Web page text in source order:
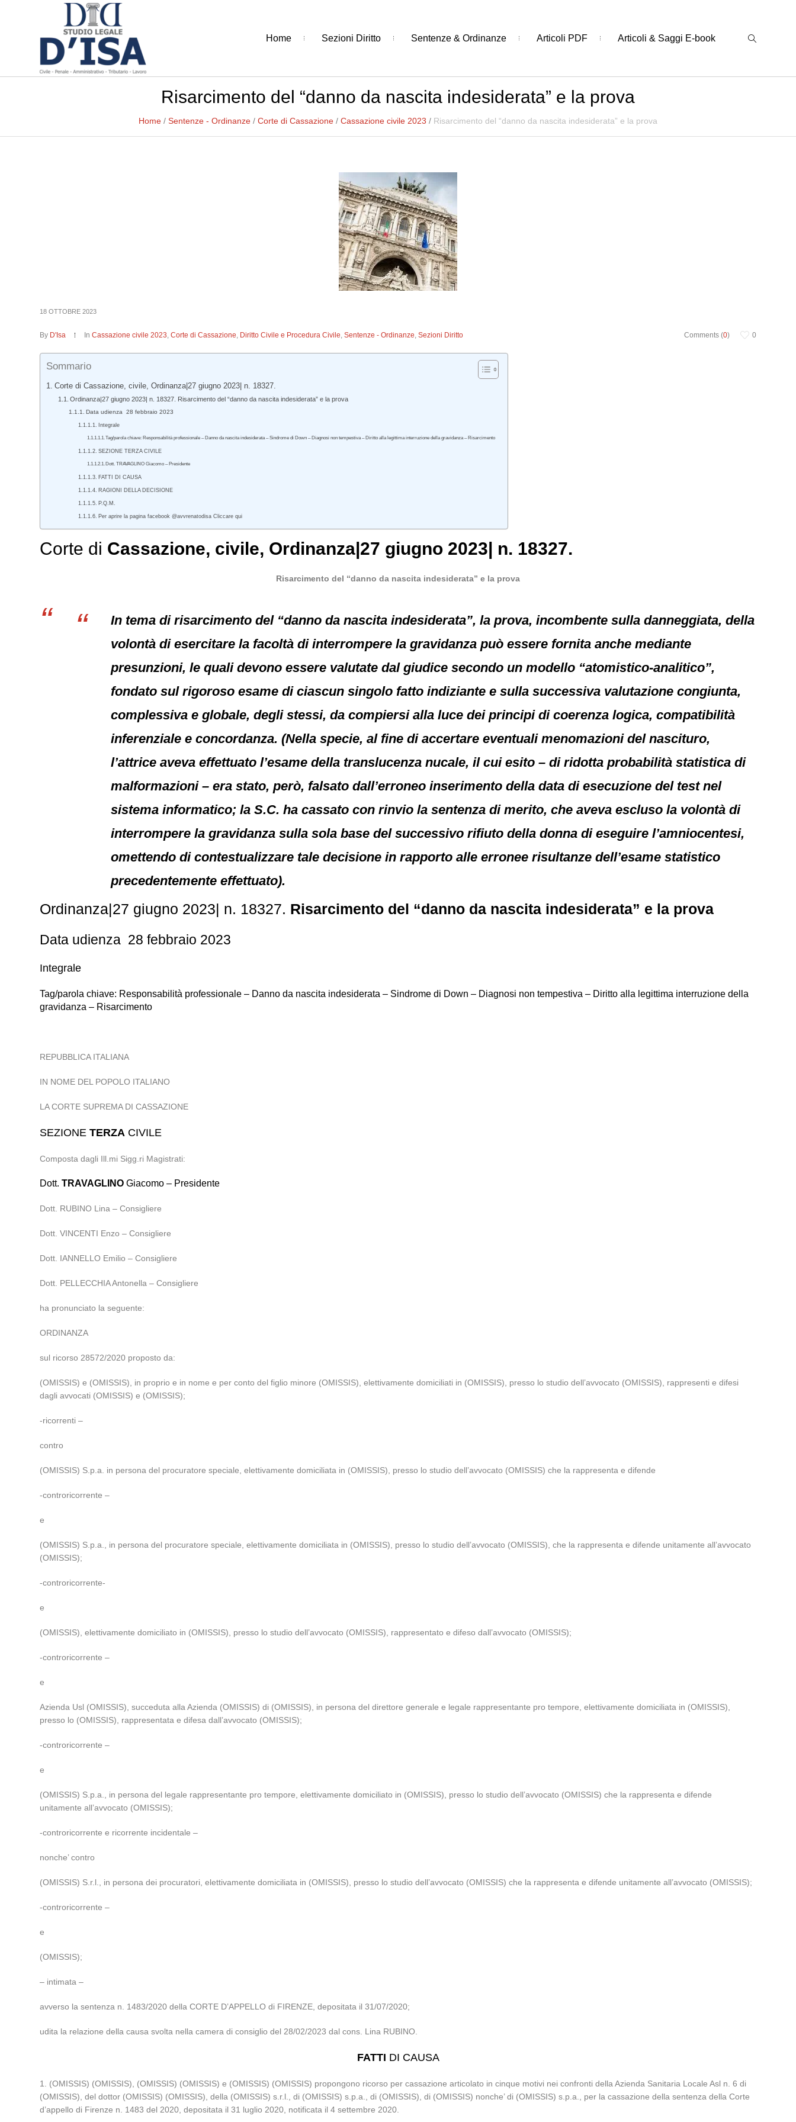
Home Sezioni Diritto Sentenze & Ordinanze Articoli PDF Articoli & Saggi E-book
Risarcimento del “danno da nascita indesiderata” e la prova
Home / Sentenze - Ordinanze / Corte di Cassazione / Cassazione civile 2023 / Risarcimento del “danno da nascita indesiderata” e la prova
18 OTTOBRE 2023
Comments (0) 0
By D'Isa InCassazione civile 2023,Corte di Cassazione, Diritto Civile e Procedura Civile,Sentenze - Ordinanze,Sezioni Diritto
Sommario
Corte di Cassazione, civile, Ordinanza|27 giugno 2023| n. 18327.
Ordinanza|27 giugno 2023| n. 18327. Risarcimento del “danno da nascita indesiderata” e la prova
Data udienza 28 febbraio 2023
Integrale
Tag/parola chiave: Responsabilità professionale – Danno da nascita indesiderata – Sindrome di Down – Diagnosi non tempestiva – Diritto alla legittima interruzione della gravidanza – Risarcimento
SEZIONE TERZA CIVILE
Dott. TRAVAGLINO Giacomo – Presidente
FATTI DI CAUSA
RAGIONI DELLA DECISIONE
P.Q.M.
Per aprire la pagina facebook @avvrenatodisa Cliccare qui
Corte di Cassazione, civile, Ordinanza|27 giugno 2023| n. 18327.
Risarcimento del “danno da nascita indesiderata” e la prova
In tema di risarcimento del “danno da nascita indesiderata”, la prova, incombente sulla danneggiata, della
volontà di esercitare la facoltà di interrompere la gravidanza può essere fornita anche mediante
presunzioni, le quali devono essere valutate dal giudice secondo un modello “atomistico-analitico”,
fondato sul rigoroso esame di ciascun singolo fatto indiziante e sulla successiva valutazione congiunta,
complessiva e globale, degli stessi, da compiersi alla luce dei principi di coerenza logica, compatibilità
inferenziale e concordanza. (Nella specie, al fine di accertare eventuali menomazioni del nascituro,
l’attrice aveva effettuato l’esame della translucenza nucale, il cui esito – di ridotta probabilità statistica di
malformazioni – era stato, però, falsato dall’erroneo inserimento della data di esecuzione del test nel
sistema informatico; la S.C. ha cassato con rinvio la sentenza di merito, che aveva escluso la volontà di
interrompere la gravidanza sulla sola base del successivo rifiuto della donna di eseguire l’amniocentesi,
omettendo di contestualizzare tale decisione in rapporto alle erronee risultanze dell’esame statistico
precedentemente effettuato).
Ordinanza|27 giugno 2023| n. 18327. Risarcimento del “danno da nascita indesiderata” e la prova
Data udienza 28 febbraio 2023
Integrale
Tag/parola chiave: Responsabilità professionale – Danno da nascita indesiderata – Sindrome di Down – Diagnosi non tempestiva – Diritto alla legittima interruzione della
gravidanza – Risarcimento
REPUBBLICA ITALIANA
IN NOME DEL POPOLO ITALIANO
LA CORTE SUPREMA DI CASSAZIONE
SEZIONETERZA CIVILE
Composta dagli Ill.mi Sigg.ri Magistrati:
Dott.TRAVAGLINO Giacomo – Presidente
Dott. RUBINO Lina – Consigliere
Dott. VINCENTI Enzo – Consigliere
Dott. IANNELLO Emilio – Consigliere
Dott. PELLECCHIA Antonella – Consigliere
ha pronunciato la seguente:
ORDINANZA
sul ricorso 28572/2020 proposto da:
(OMISSIS) e (OMISSIS), in proprio e in nome e per conto del figlio minore (OMISSIS), elettivamente domiciliati in (OMISSIS), presso lo studio dell’avvocato (OMISSIS), rappresenti e difesi
dagli avvocati (OMISSIS) e (OMISSIS);
-ricorrenti –
contro
(OMISSIS) S.p.a. in persona del procuratore speciale, elettivamente domiciliata in (OMISSIS), presso lo studio dell’avvocato (OMISSIS) che la rappresenta e difende
-controricorrente –
e
(OMISSIS) S.p.a., in persona del procuratore speciale, elettivamente domiciliata in (OMISSIS), presso lo studio dell’avvocato (OMISSIS), che la rappresenta e difende unitamente all’avvocato
(OMISSIS);
-controricorrente-
e
(OMISSIS), elettivamente domiciliato in (OMISSIS), presso lo studio dell’avvocato (OMISSIS), rappresentato e difeso dall’avvocato (OMISSIS);
-controricorrente –
e
Azienda Usl (OMISSIS), succeduta alla Azienda (OMISSIS) di (OMISSIS), in persona del direttore generale e legale rappresentante pro tempore, elettivamente domiciliata in (OMISSIS),
presso lo (OMISSIS), rappresentata e difesa dall’avvocato (OMISSIS);
-controricorrente –
e
(OMISSIS) S.p.a., in persona del legale rappresentante pro tempore, elettivamente domiciliato in (OMISSIS), presso lo studio dell’avvocato (OMISSIS) che la rappresenta e difende
unitamente all’avvocato (OMISSIS);
-controricorrente e ricorrente incidentale –
nonche’ contro
(OMISSIS) S.r.l., in persona dei procuratori, elettivamente domiciliata in (OMISSIS), presso lo studio dell’avvocato (OMISSIS) che la rappresenta e difende unitamente all’avvocato (OMISSIS);
-controricorrente –
e
(OMISSIS);
– intimata –
avverso la sentenza n. 1483/2020 della CORTE D’APPELLO di FIRENZE, depositata il 31/07/2020;
udita la relazione della causa svolta nella camera di consiglio del 28/02/2023 dal cons. Lina RUBINO.
FATTI DI CAUSA
1. (OMISSIS) (OMISSIS), (OMISSIS) (OMISSIS) e (OMISSIS) (OMISSIS) propongono ricorso per cassazione articolato in cinque motivi nei confronti della Azienda Sanitaria Locale Asl n. 6 di
(OMISSIS), del dottor (OMISSIS) (OMISSIS), della (OMISSIS) s.r.l., di (OMISSIS) s.p.a., di (OMISSIS), di (OMISSIS) nonche’ di (OMISSIS) s.p.a., per la cassazione della sentenza della Corte
d’appello di Firenze n. 1483 del 2020, depositata il 31 luglio 2020, notificata il 4 settembre 2020.